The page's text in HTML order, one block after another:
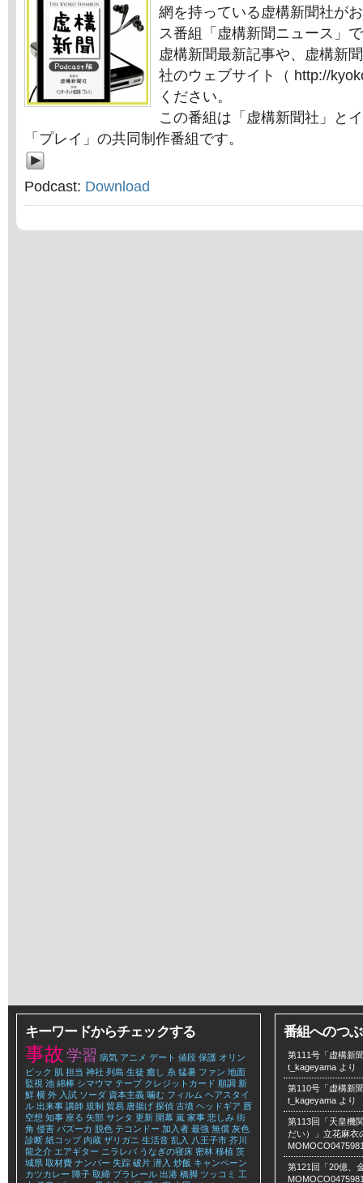
網を持っている虚構新聞社が
ス番組「虚構新聞ニュース」
虚構新聞最新記事や、虚構新
社のウェブサイト（ http://
ください。
この番組は「虚構新聞社」と
「プレイ」の共同制作番組です。
Podcast: Download
キーワードからチェックする
事故学習 病気 アニメ デート 値段 保護 オリン
ピック 肌 担当 神社 列島 生徒 癒し 糸 猛暑 ファン 地面
監視 池 綿棒 シマウマ テープ クレジットカード 順調 新
鮮 横 外 入試 ソーダ 資本主義 噛む フィルム ヘアスタイ
ル 出来事 講師 規制 貿易 唐揚げ 探偵 古墳 ヘッドギア 唇
空想 知事 座る 矢部 サンタ 更新 開幕 嵐 家事 悲しみ 街
角 侵害 バズーカ 脱色 テコンドー 加入者 最強 無償 灰色
診断 紙コップ 内蔵 ザリガニ 生活音 乱入 八王子市 芥川
龍之介 エアギター ニラレバ うなぎの寝床 密林 移植 茨
城県 取材費 ナンバー 失踪 破片 潜入 炒飯 キャンペーン
カツカレー 障子 取締 プラレール 出港 橋脚 ツッコミ 工
番組へのつ
第111号「虚構新
t_kageyama より
第110号「虚構新
t_kageyama より
第113回「天皇機
だい）」立花麻衣
第121回「20億、